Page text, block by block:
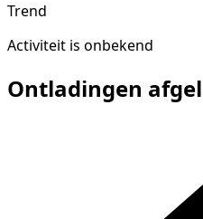
Trend
Activiteit is onbekend
Ontladingen